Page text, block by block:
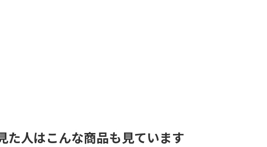
た人はこんな商品も見ています